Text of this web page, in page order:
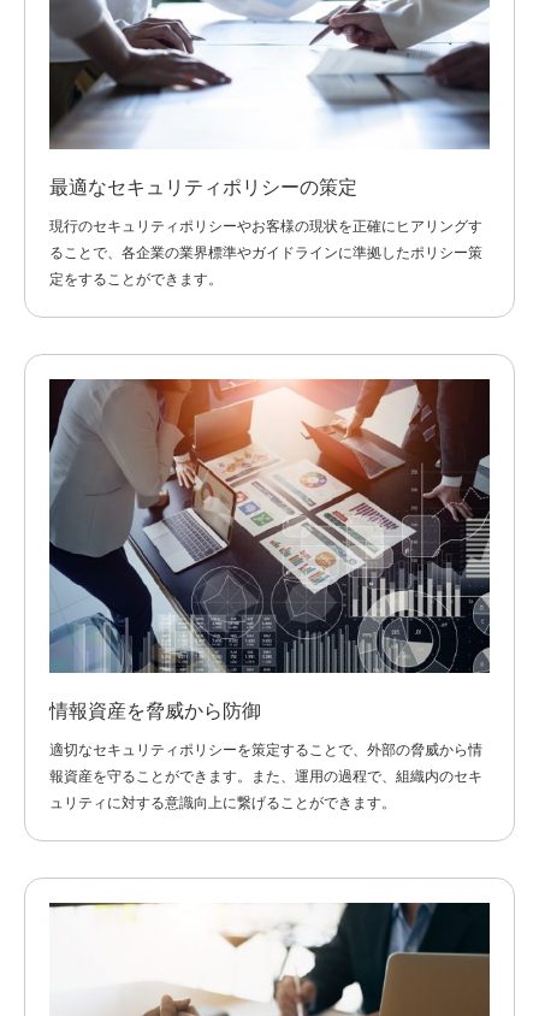
最適なセキュリティポリシーの策定
現行のセキュリティポリシーやお客様の現状を正確にヒアリングす
ることで、各企業の業界標準やガイドラインに準拠したポリシー策
定をすることができます。
情報資産を脅威から防御
適切なセキュリティポリシーを策定することで、外部の脅威から情
報資産を守ることができます。また、運用の過程で、組織内のセキ
ュリティに対する意識向上に繋げることができます。